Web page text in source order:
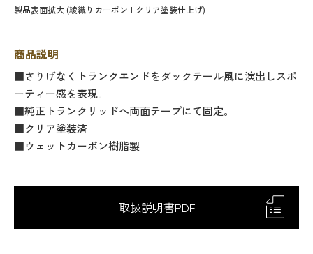
製品表面拡大 (綾織りカーボン+クリア塗装仕上げ)
商品説明
■さりげなくトランクエンドをダックテール風に演出しスポ
ーティー感を表現。
■純正トランクリッドへ両面テープにて固定。
■クリア塗装済
■ウェットカーボン樹脂製
取扱説明書PDF